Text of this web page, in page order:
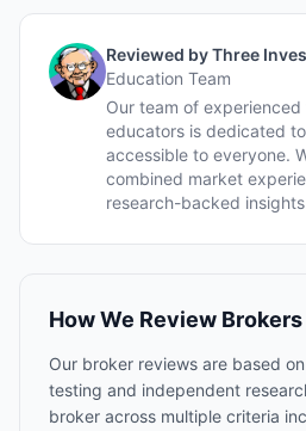
Reviewed byThree
Education Team
Our team of
educators is dedicated
accessible to everyone.
combined market
research-backed
How We Review Brokers
Our broker reviews are based
testing and independent
broker across multiple criteria